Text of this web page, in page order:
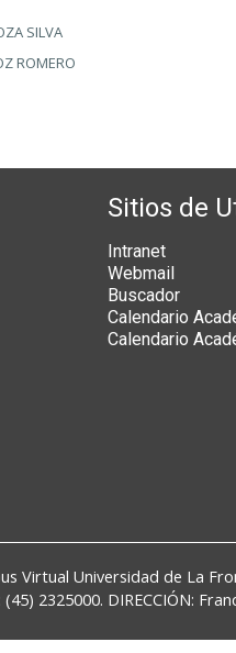
SILVA
ROMERO
Sitios de
Intranet
Webmail
Buscador
Calendario
Calendario
Virtual Universidad de La
(45) 2325000. DIRECCIÓN: